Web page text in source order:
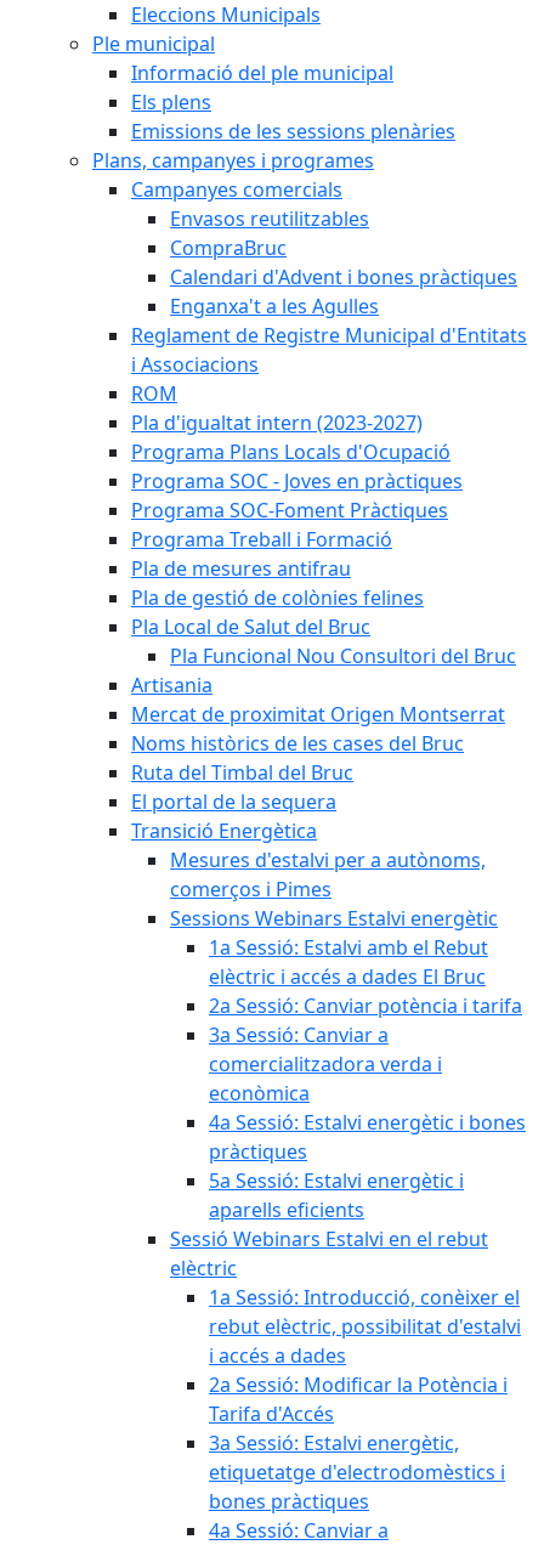
Eleccions Municipals
Ple municipal
Informació del ple municipal
Els plens
Emissions de les sessions plenàries
Plans, campanyes i programes
Campanyes comercials
Envasos reutilitzables
CompraBruc
Calendari d'Advent i bones pràctiques
Enganxa't a les Agulles
Reglament de Registre Municipal d'Entitats
i Associacions
ROM
Pla d'igualtat intern (2023-2027)
Programa Plans Locals d'Ocupació
Programa SOC - Joves en pràctiques
Programa SOC-Foment Pràctiques
Programa Treball i Formació
Pla de mesures antifrau
Pla de gestió de colònies felines
Pla Local de Salut del Bruc
Pla Funcional Nou Consultori del Bruc
Artisania
Mercat de proximitat Origen Montserrat
Noms històrics de les cases del Bruc
Ruta del Timbal del Bruc
El portal de la sequera
Transició Energètica
Mesures d'estalvi per a autònoms,
comerços i Pimes
Sessions Webinars Estalvi energètic
1a Sessió: Estalvi amb el Rebut
elèctric i accés a dades El Bruc
2a Sessió: Canviar potència i tarifa
3a Sessió: Canviar a
comercialitzadora verda i
econòmica
4a Sessió: Estalvi energètic i bones
pràctiques
5a Sessió: Estalvi energètic i
aparells eficients
Sessió Webinars Estalvi en el rebut
elèctric
1a Sessió: Introducció, conèixer el
rebut elèctric, possibilitat d'estalvi
i accés a dades
2a Sessió: Modificar la Potència i
Tarifa d'Accés
3a Sessió: Estalvi energètic,
etiquetatge d'electrodomèstics i
bones pràctiques
4a Sessió: Canviar a